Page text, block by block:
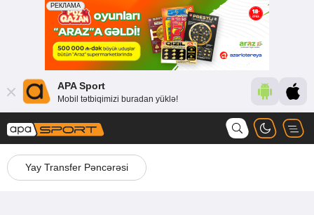
APA Sport
Mobil tətbiqimizi buradan yüklə!
Yay Transfer Pəncərəsi